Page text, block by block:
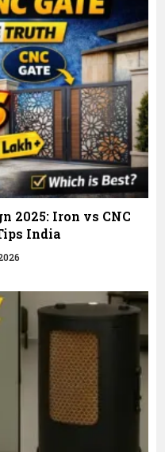
2025: Iron vs CNC
India